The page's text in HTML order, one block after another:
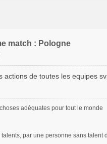
match : Pologne
actions de toutes les equipes
adéquates pour tout le monde
par une personne sans talent